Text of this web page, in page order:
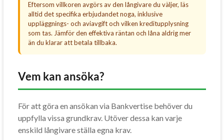
Eftersom villkoren avgörs av den långivare du väljer, läs
alltid det specifika erbjudandet noga, inklusive
uppläggnings- och aviavgift och vilken kreditupplysning
som tas. Jämför den effektiva räntan och låna aldrig mer
än du klarar att betala tillbaka.
Vem kan ansöka?
För att göra en ansökan via Bankvertise behöver du
uppfylla vissa grundkrav. Utöver dessa kan varje
enskild långivare ställa egna krav.